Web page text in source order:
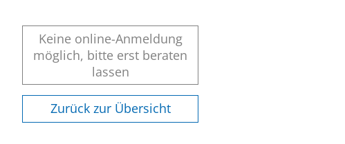
Keine online-Anmeldung
möglich, bitte erst beraten
lassen
Zurück zur Übersicht